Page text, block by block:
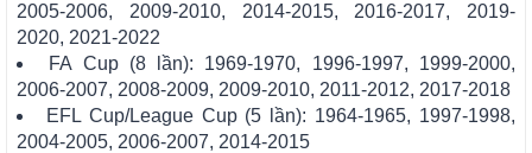
2005-2006, 2009-2010, 2014-2015, 2016-2017, 2019-
2020, 2021-2022
FA Cup (8 lần): 1969-1970, 1996-1997, 1999-2000,
2006-2007, 2008-2009, 2009-2010, 2011-2012, 2017-2018
EFL Cup/League Cup (5 lần): 1964-1965, 1997-1998,
2004-2005, 2006-2007, 2014-2015